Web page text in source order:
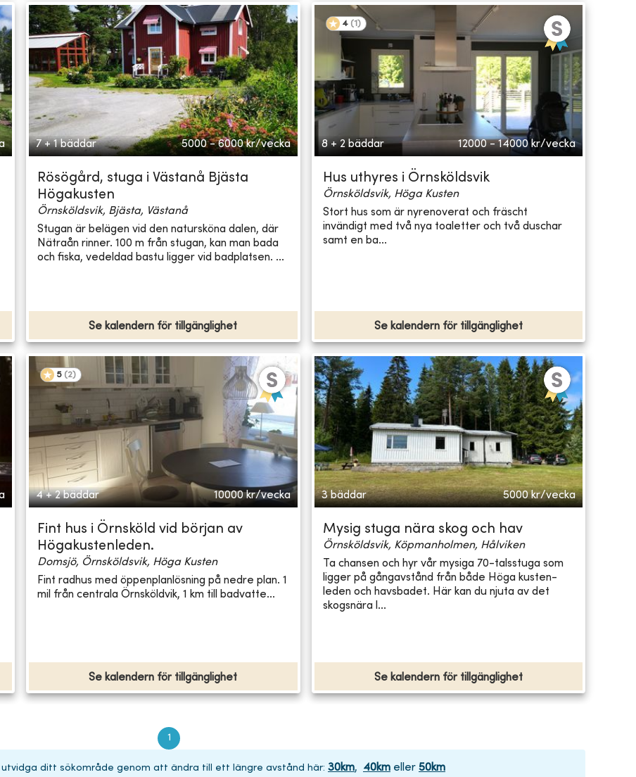
7 + 1 bäddar 5000 - 6000 kr/vecka
Rösögård, stuga i Västanå Bjästa
Högakusten
Örnsköldsvik, Bjästa, Västanå
Stugan är belägen vid den natursköna dalen, där
Nätraån rinner. 100 m från stugan, kan man bada
och fiska, vedeldad bastu ligger vid badplatsen. ...
Se kalendern för tillgänglighet
4 (1 )
8 + 2 bäddar 12000 - 14000 kr/vecka
Hus uthyres i Örnsköldsvik
Örnsköldsvik, Höga Kusten
Stort hus som är nyrenoverat och fräscht
invändigt med två nya toaletter och två duschar
samt en ba...
Se kalendern för tillgänglighet
5 (2)
4 + 2 bäddar 10000 kr/vecka
Fint hus i Örnsköld vid början av
Högakustenleden.
Domsjö, Örnsköldsvik, Höga Kusten
Fint radhus med öppenplanlösning på nedre plan. 1
mil från centrala Örnsköldvik, 1 km till badvatte...
Se kalendern för tillgänglighet
3 bäddar 5000 kr/vecka
Mysig stuga nära skog och hav
Örnsköldsvik, Köpmanholmen, Hålviken
Ta chansen och hyr vår mysiga 70-talsstuga som
ligger på gångavstånd från både Höga kusten-
leden och havsbadet. Här kan du njuta av det
skogsnära l...
Se kalendern för tillgänglighet
1
ditt sökområde genom att ändra till ett längre avstånd här: 30km, 40km eller 50km